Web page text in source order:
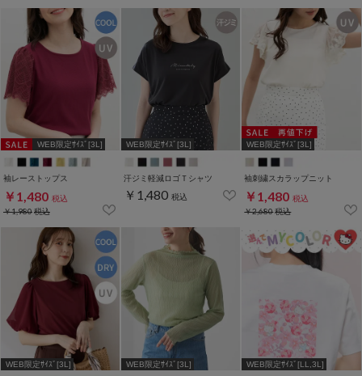
WEB限定ｻｲｽﾞ[3L]
袖レーストップス
￥1,480 税込
￥1,980税込
WEB限定ｻｲｽﾞ[3L]
汗ジミ軽減ロゴＴシャツ
￥1,480 税込
WEB限定ｻｲｽﾞ[3L]
袖刺繍スカラップニット
￥1,480 税込
￥2,680税込
WEB限定ｻｲｽﾞ[3L] WEB限定ｻｲｽﾞ[3L] WEB限定ｻｲｽﾞ[LL,3L]